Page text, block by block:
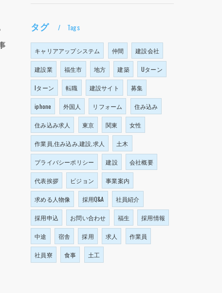
タグ Tags
キャリアアップシステム 仲間 建設会社
建設業 福生市 地方 建築 Uターン
Iターン 転職 建設サイト 募集
iphone 外国人 リフォーム 住み込み
住み込み求人 東京 関東 女性
作業員,住み込み,建設,求人 土木
プライバシーポリシー 建設 会社概要
代表挨拶 ビジョン 事業案内
求める人物像 採用Q&A 社員紹介
採用申込 お問い合わせ 福生 採用情報
中途 宿舎 採用 求人 作業員
社員寮 食事 土工